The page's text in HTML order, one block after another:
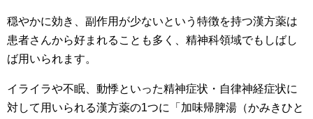
穏やかに効き、副作用が少ないという特徴を持つ漢方薬は
患者さんから好まれることも多く、精神科領域でもしばし
ば用いられます。
イライラや不眠、動悸といった精神症状・自律神経症状に
対して用いられる漢方薬の1つに「加味帰脾湯（かみきひと